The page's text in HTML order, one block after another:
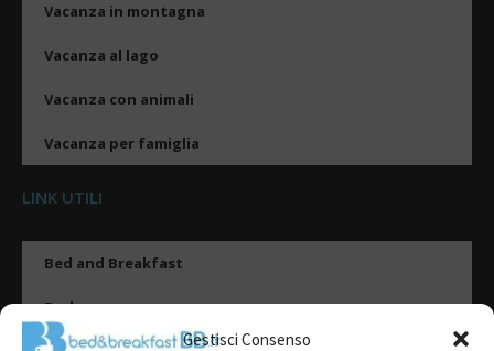
Gestisci Consenso
Vacanza in montagna
Vacanza al lago
Vacanza con animali
Vacanza per famiglia
LINK UTILI
Bed and Breakfast
Esplora